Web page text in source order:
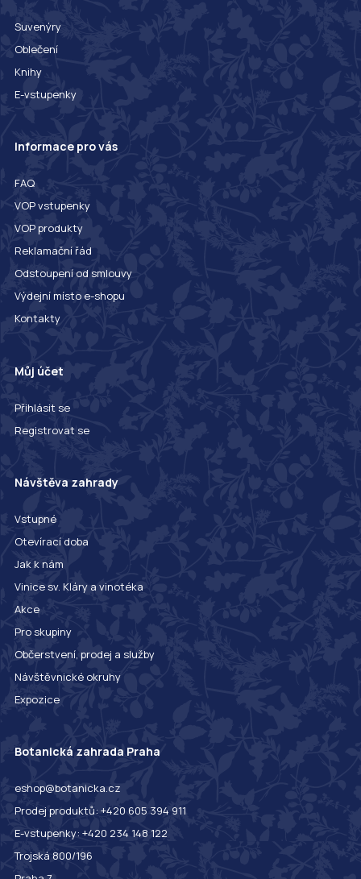
Suvenýry
Oblečení
Knihy
E-vstupenky
Informace pro vás
FAQ
VOP vstupenky
VOP produkty
Reklamační řád
Odstoupení od smlouvy
Výdejní místo e-shopu
Kontakty
Můj účet
Přihlásit se
Registrovat se
Návštěva zahrady
Vstupné
Otevírací doba
Jak k nám
Vinice sv. Kláry a vinotéka
Akce
Pro skupiny
Občerstvení, prodej a služby
Návštěvnické okruhy
Expozice
Botanická zahrada Praha
eshop@botanicka.cz
Prodej produktů: +420 605 394 911
E-vstupenky: +420 234 148 122
Trojská 800/196